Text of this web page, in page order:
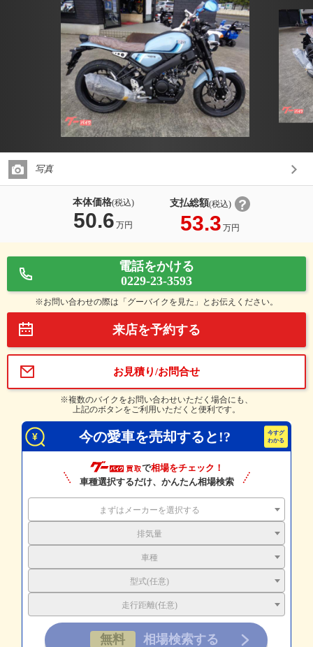
写真
本体価格(税込)
50.6 万円
支払総額(税込)
53.3 万円
電話をかける
0229-23-3593
※お問い合わせの際は「グーバイクを見た」とお伝えください。
来店を予約する
お見積り/お問合せ
※複数のバイクをお問い合わせいただく場合にも、
上記のボタンをご利用いただくと便利です。
今の愛車を売却すると!?
で相場をチェック！
車種選択するだけ、かんたん相場検索
まずはメーカーを選択する
排気量
車種
型式(任意)
走行距離(任意)